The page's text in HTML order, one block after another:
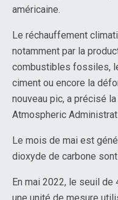
américaine.
Le réchauffement
notamment par la
combustibles fossiles,
ciment ou encore la
nouveau pic, a précisé
Atmospheric
Le mois de mai est
dioxyde de carbone
En mai 2022, le seuil